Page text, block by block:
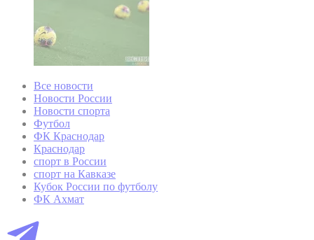
Все новости
Новости России
Новости спорта
Футбол
ФК Краснодар
Краснодар
спорт в России
спорт на Кавказе
Кубок России по футболу
ФК Ахмат